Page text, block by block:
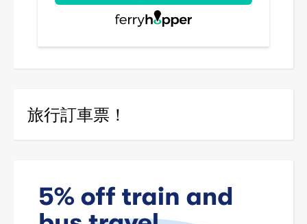
旅行訂車票！